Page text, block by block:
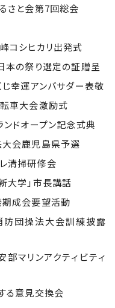
さと会第7回総会
コシヒカリ出発式
の祭り選定の証贈呈
幸運アンバサダー表敬
車大会激励式
ドオープン記念式典
会鹿児島県予選
清掃研修会
大学」市長講話
成会要望活動
団操法大会訓練披露
マリンアクティビティ
る意見交換会